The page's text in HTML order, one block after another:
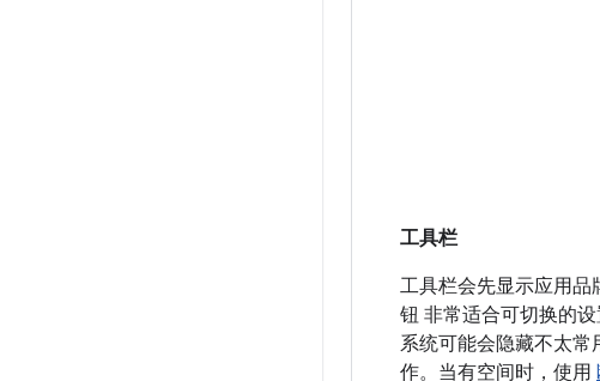
工具栏
工具栏会先显示应用品
钮 非常适合可切换的
系统可能会隐藏不太
作。当有空间时，使用